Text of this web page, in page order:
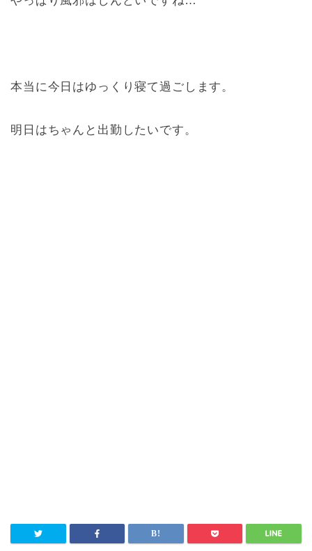
本当に今日はゆっくり寝て過ごします。
明日はちゃんと出勤したいです。